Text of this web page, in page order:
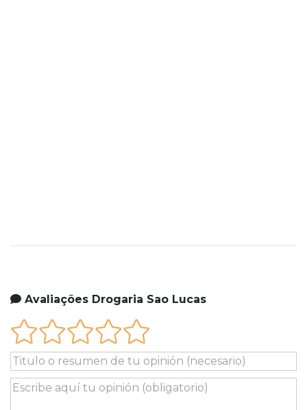
Avaliações Drogaria Sao Lucas